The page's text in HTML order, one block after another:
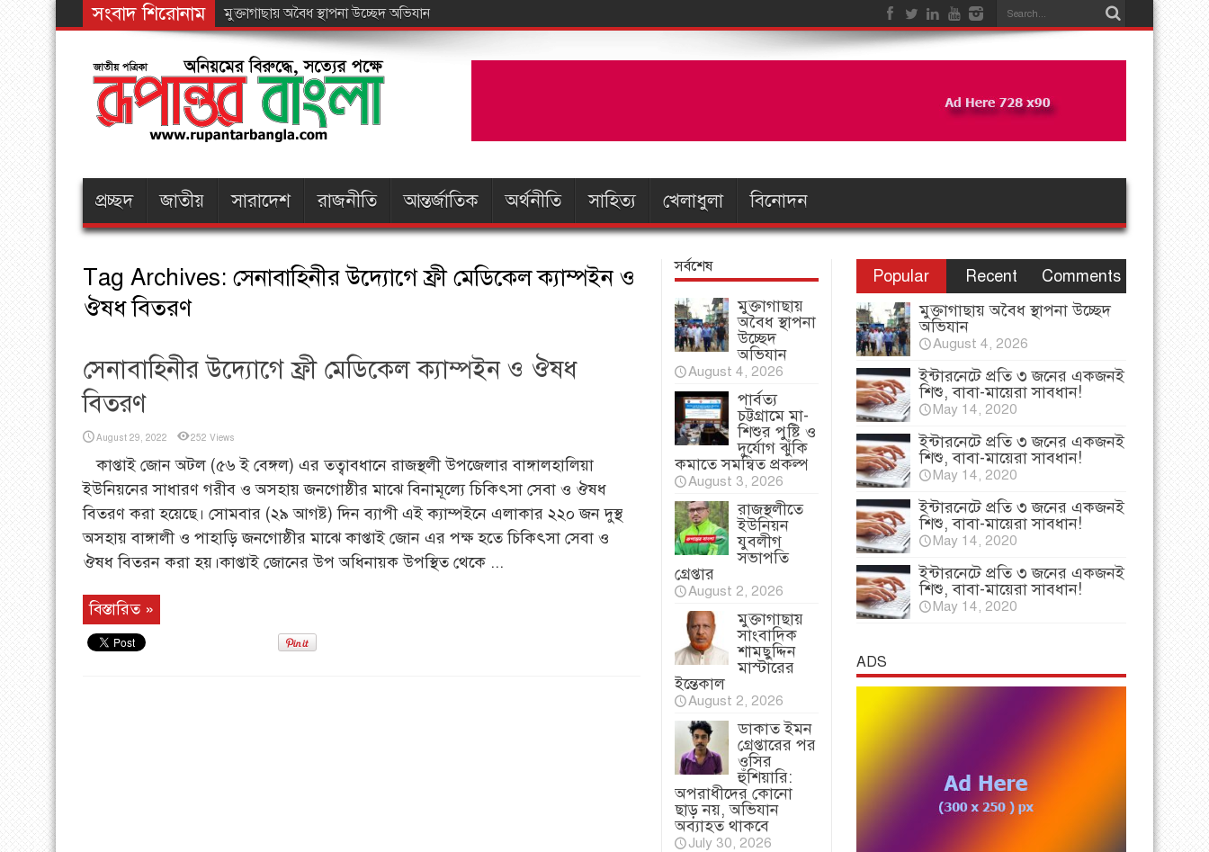
সংবাদ শিরোনাম পা
প্রচ্ছদ জাতীয় সারাদেশ রাজনীতি আন্তর্জাতিক অর্থনীতি সাহিত্য খেলাধুলা বিনোদন
Tag Archives: সেনাবাহিনীর উদ্যোগে ফ্রী মেডিকেল ক্যাম্পইন ও
ঔষধ বিতরণ
সেনাবাহিনীর উদ্যোগে ফ্রী মেডিকেল ক্যাম্পইন ও ঔষধ
বিতরণ
August 29, 2022 252 Views
কাপ্তাই জোন অটল (৫৬ ই বেঙ্গল) এর তত্বাবধানে রাজস্থলী উপজেলার বাঙ্গালহালিয়া
ইউনিয়নের সাধারণ গরীব ও অসহায় জনগোষ্ঠীর মাঝে বিনামূল্যে চিকিৎসা সেবা ও ঔষধ
বিতরণ করা হয়েছে। সোমবার (২৯ আগষ্ট) দিন ব্যাপী এই ক্যাম্পইনে এলাকার ২২০ জন দুস্থ
অসহায় বাঙ্গালী ও পাহাড়ি জনগোষ্ঠীর মাঝে কাপ্তাই জোন এর পক্ষ হতে চিকিৎসা সেবা ও
ঔষধ বিতরন করা হয়।কাপ্তাই জোনের উপ অধিনায়ক উপস্থিত থেকে ...
বিস্তারিত »
সর্বশেষ
মুক্তাগাছায়
অবৈধ স্থাপনা
উচ্ছেদ
অভিযান
August 4, 2026
পার্বত্য
চট্টগ্রামে মা-
শিশুর পুষ্টি ও
দুর্যোগ ঝুঁকি
কমাতে সমন্বিত প্রকল্প
August 3, 2026
রাজস্থলীতে
ইউনিয়ন
যুবলীগ
সভাপতি
গ্রেপ্তার
August 2, 2026
মুক্তাগাছায়
সাংবাদিক
শামছুদ্দিন
মাস্টারের
ইন্তেকাল
August 2, 2026
ডাকাত ইমন
গ্রেপ্তারের পর
ওসির
হুঁশিয়ারি:
অপরাধীদের কোনো
ছাড় নয়, অভিযান
অব্যাহত থাকবে
July 30, 2026
Popular Recent
Comments
মুক্তাগাছায় অবৈধ স্থাপনা উচ্ছেদ
অভিযান
August 4, 2026
ইন্টারনেটে প্রতি ৩ জনের একজনই
শিশু, বাবা-মায়েরা সাবধান!
May 14, 2020
ইন্টারনেটে প্রতি ৩ জনের একজনই
শিশু, বাবা-মায়েরা সাবধান!
May 14, 2020
ইন্টারনেটে প্রতি ৩ জনের একজনই
শিশু, বাবা-মায়েরা সাবধান!
May 14, 2020
ইন্টারনেটে প্রতি ৩ জনের একজনই
শিশু, বাবা-মায়েরা সাবধান!
May 14, 2020
ADS